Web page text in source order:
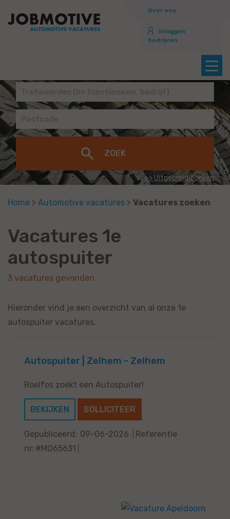
Over ons
Inloggen
bedrijven
>> Uitgebreid zoeken
Home > Automotive vacatures > Vacatures zoeken
Vacatures 1e
autospuiter
3 vacatures gevonden
Hieronder vind je een overzicht van al onze 1e
autospuiter vacatures.
Autospuiter | Zelhem - Zelhem
Roelfos zoekt een Autospuiter!
BEKIJKEN SOLLICITEER
Gepubliceerd: 09-06-2026
Referentie
nr: #MO65631